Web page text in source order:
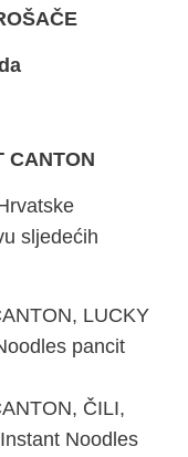
CANTON
sljedećih
LUCKY
pancit
ČILI,
Noodles